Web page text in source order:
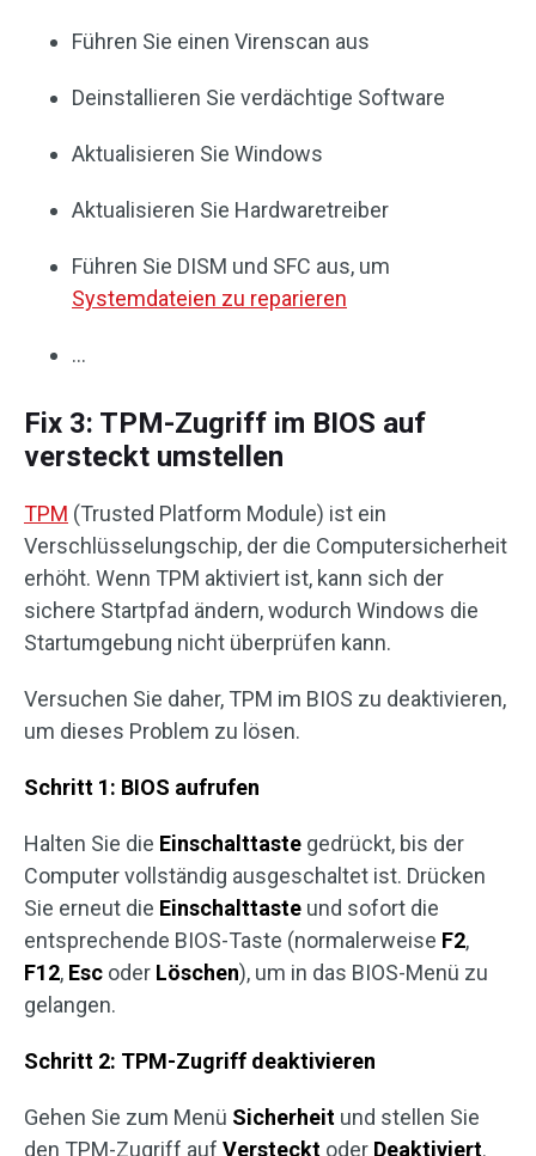
Führen Sie einen Virenscan aus
Deinstallieren Sie verdächtige Software
Aktualisieren Sie Windows
Aktualisieren Sie Hardwaretreiber
Führen Sie DISM und SFC aus, um
Systemdateien zu reparieren
…
Fix 3: TPM-Zugriff im BIOS auf
versteckt umstellen
TPM (Trusted Platform Module) ist ein
Verschlüsselungschip, der die Computersicherheit
erhöht. Wenn TPM aktiviert ist, kann sich der
sichere Startpfad ändern, wodurch Windows die
Startumgebung nicht überprüfen kann.
Versuchen Sie daher, TPM im BIOS zu deaktivieren,
um dieses Problem zu lösen.
Schritt 1: BIOS aufrufen
Halten Sie die Einschalttaste gedrückt, bis der
Computer vollständig ausgeschaltet ist. Drücken
Sie erneut die Einschalttaste und sofort die
entsprechende BIOS-Taste (normalerweise F2,
F12, Esc oder Löschen), um in das BIOS-Menü zu
gelangen.
Schritt 2: TPM-Zugriff deaktivieren
Gehen Sie zum Menü Sicherheit und stellen Sie
den TPM-Zugriff auf Versteckt oder Deaktiviert.